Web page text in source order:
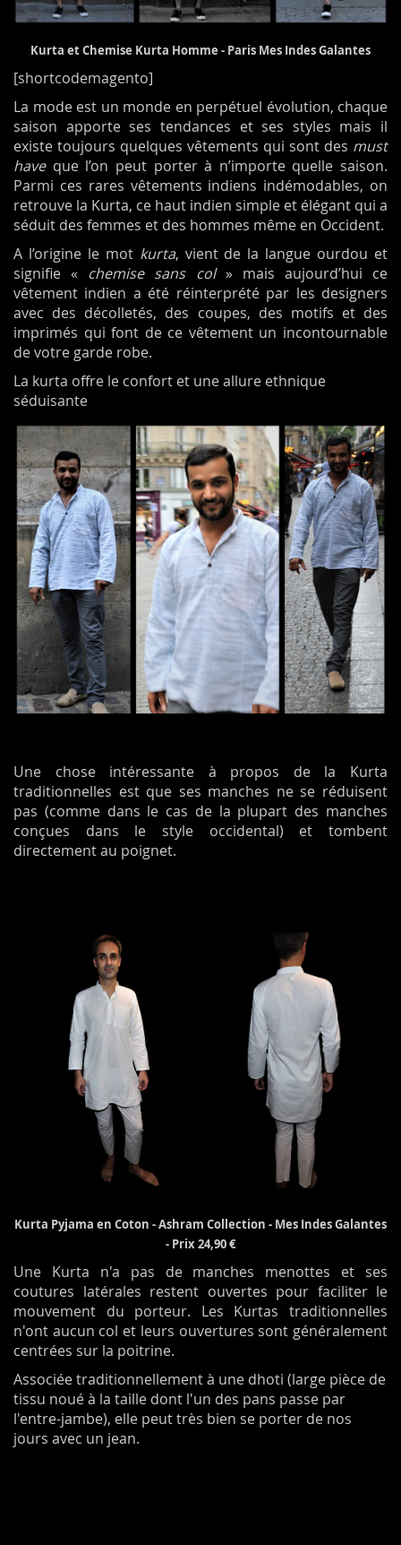
Kurta et Chemise Kurta Homme - Paris Mes Indes Galantes
[shortcodemagento]
La mode est un monde en perpétuel évolution, chaque
saison apporte ses tendances et ses styles mais il
existe toujours quelques vêtements qui sont des must
haveque l’on peut porter à n’importe quelle saison.
Parmi ces rares vêtements indiens indémodables, on
retrouve la Kurta, ce haut indien simple et élégant qui a
séduit des femmes et des hommes même en Occident.
A l’origine le mot kurta, vient de la langue ourdou et
signifie « chemise sans col» mais aujourd’hui ce
vêtement indien a été réinterprété par les designers
avec des décolletés, des coupes, des motifs et des
imprimés qui font de ce vêtement un incontournable
de votre garde robe.
La kurta offre le confort et une allure ethnique
séduisante
Une chose intéressante à propos de la Kurta
traditionnelles est que ses manches ne se réduisent
pas (comme dans le cas de la plupart des manches
conçues dans le style occidental) et tombent
directement au poignet.
Kurta Pyjama en Coton - Ashram Collection - Mes Indes Galantes
- Prix 24,90 €
Une Kurta n'a pas de manches menottes et ses
coutures latérales restent ouvertes pour faciliter le
mouvement du porteur. Les Kurtas traditionnelles
n'ont aucun col et leurs ouvertures sont généralement
centrées sur la poitrine.
Associée traditionnellement à une dhoti (large pièce de
tissu noué à la taille dont l'un des pans passe par
l'entre-jambe), elle peut très bien se porter de nos
jours avec un jean.